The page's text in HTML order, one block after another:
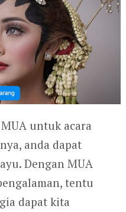
untuk acara
anda dapat
Dengan MUA
tentu
dapat kita